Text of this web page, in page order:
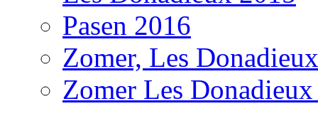
Pasen 2016
Zomer, Les
Zomer Les